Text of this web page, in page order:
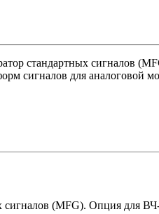
стандартных сигналов
сигналов для аналоговой
(MFG). Опция для ВЧ-